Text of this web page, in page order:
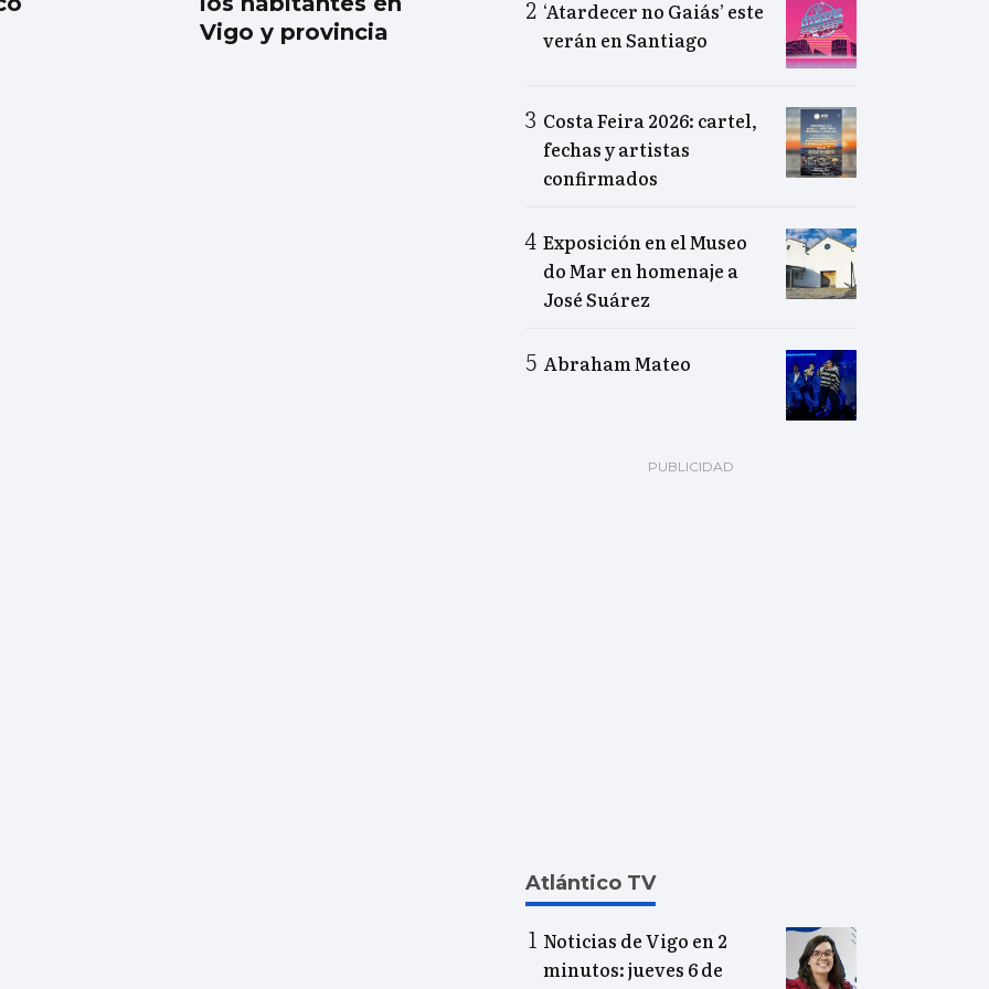
Vigo y provincia
‘Atardecer no Gaiás’ este
verán en Santiago
Costa Feira 2026: cartel,
fechas y artistas
confirmados
Exposición en el Museo
do Mar en homenaje a
José Suárez
Abraham Mateo
Atlántico TV
Noticias de Vigo en 2
minutos: jueves 6 de